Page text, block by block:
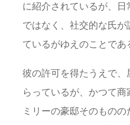
に紹介されているが、
ではなく、社交的な氏
ているがゆえのことであ
彼の許可を得たうえで
らっているが、かつて
ミリーの豪邸そのもの